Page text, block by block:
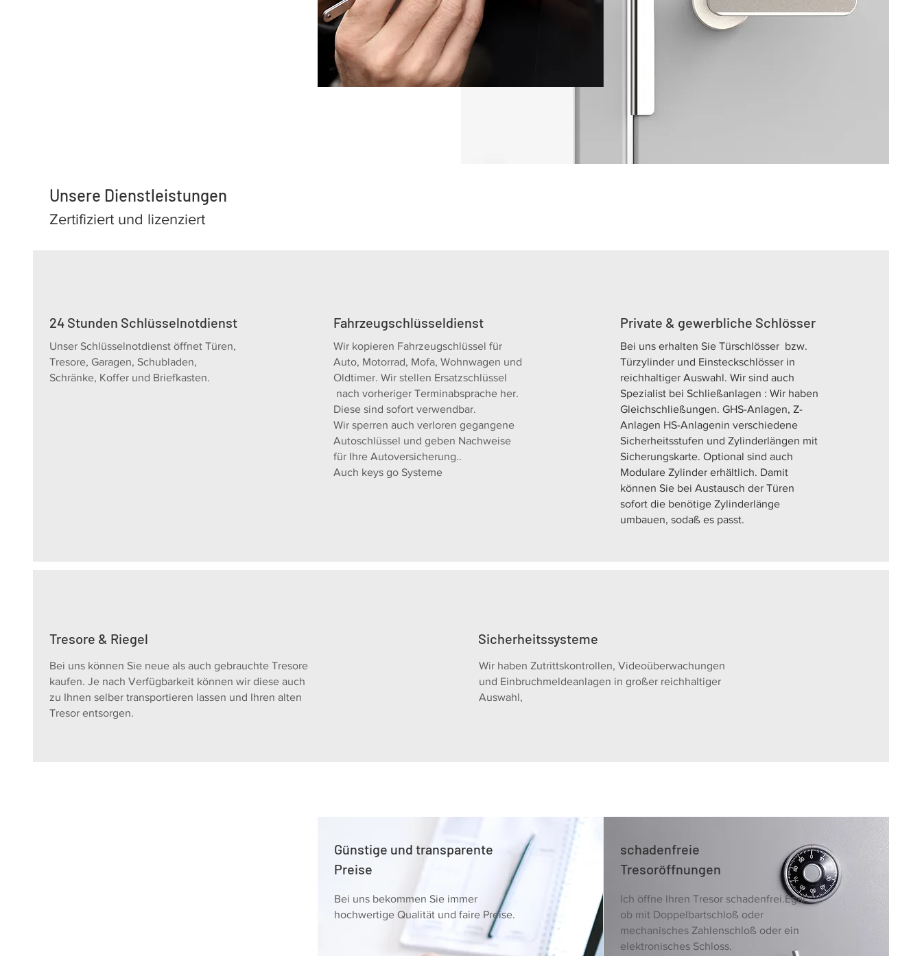
Unsere Dienstleistungen
Zertifiziert und lizenziert
24 Stunden Schlüsselnotdienst
Unser Schlüsselnotdienst öffnet Türen,
Tresore, Garagen, Schubladen,
Schränke, Koffer und Briefkasten.
Fahrzeugschlüsseldienst
Wir kopieren Fahrzeugschlüssel für
Auto, Motorrad, Mofa, Wohnwagen und
Oldtimer. Wir stellen Ersatzschlüssel
nach vorheriger Terminabsprache her.
Diese sind sofort verwendbar.
Wir sperren auch verloren gegangene
Autoschlüssel und geben Nachweise
für Ihre Autoversicherung..
Auch keys go Systeme
Private & gewerbliche Schlösser
Bei uns erhalten Sie Türschlösser bzw.
Türzylinder und Einsteckschlösser in
reichhaltiger Auswahl. Wir sind auch
Spezialist bei Schließanlagen : Wir haben
Gleichschließungen. GHS-Anlagen, Z-
Anlagen HS-Anlagenin verschiedene
Sicherheitsstufen und Zylinderlängen mit
Sicherungskarte. Optional sind auch
Modulare Zylinder erhältlich. Damit
können Sie bei Austausch der Türen
sofort die benötige Zylinderlänge
umbauen, sodaß es passt.
Tresore & Riegel
Bei uns können Sie neue als auch gebrauchte Tresore
kaufen. Je nach Verfügbarkeit können wir diese auch
zu Ihnen selber transportieren lassen und Ihren alten
Tresor entsorgen.
Sicherheitssysteme
Wir haben Zutrittskontrollen, Videoüberwachungen
und Einbruchmeldeanlagen in großer reichhaltiger
Auswahl,
Günstige und transparente
Preise
Bei uns bekommen Sie immer
hochwertige Qualität und faire Preise.
schadenfreie
Tresoröffnungen
Ich öffne Ihren Tresor schadenfrei.Egal
ob mit Doppelbartschloß oder
mechanisches Zahlenschloß oder ein
elektronisches Schloss.